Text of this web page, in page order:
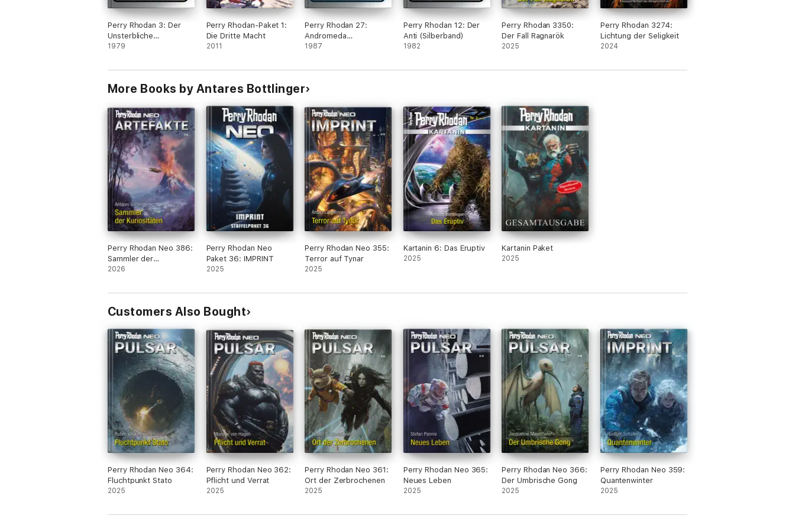
Perry Rhodan 3: Der
Unsterbliche
(Silberband)
1979
Perry Rhodan-Paket 1:
Die Dritte Macht
2011
Perry Rhodan 27:
Andromeda
(Silberband)
1987
Perry Rhodan 12: Der
Anti (Silberband)
1982
Perry Rhodan 3350:
Der Fall Ragnarök
2025
Perry Rhodan 3274:
Lichtung der Seligkeit
2024
More Books by Antares Bottlinger
Perry Rhodan Neo 386:
Sammler der
Kuriositäten
2026
Perry Rhodan Neo
Paket 36: IMPRINT
2025
Perry Rhodan Neo 355:
Terror auf Tynar
2025
Kartanin 6: Das Eruptiv
2025
Kartanin Paket
2025
Customers Also Bought
Perry Rhodan Neo 364:
Fluchtpunkt Stato
2025
Perry Rhodan Neo 362:
Pflicht und Verrat
2025
Perry Rhodan Neo 361:
Ort der Zerbrochenen
2025
Perry Rhodan Neo 365:
Neues Leben
2025
Perry Rhodan Neo 366:
Der Umbrische Gong
2025
Perry Rhodan Neo 359:
Quantenwinter
2025